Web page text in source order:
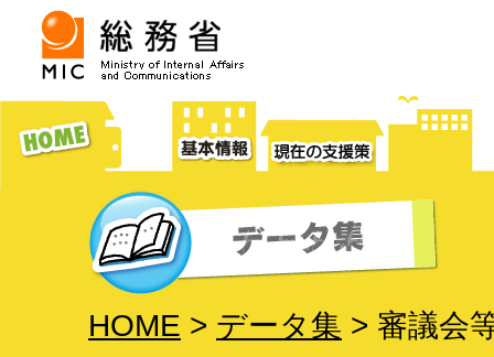
HOME > データ集 > 審議会